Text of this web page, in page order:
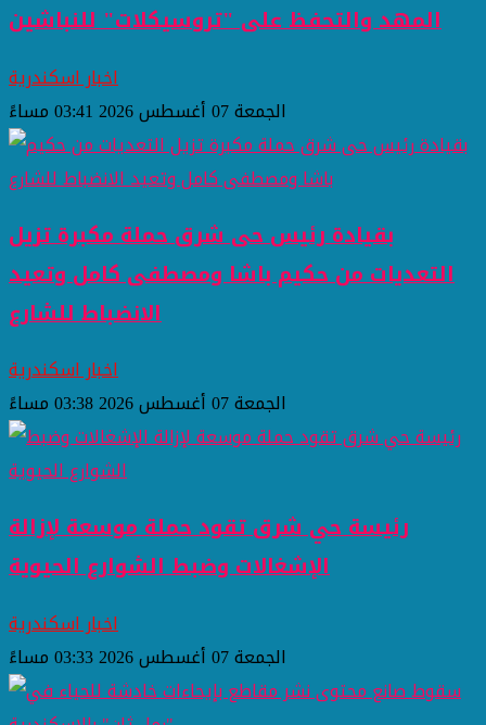
المهد والتحفظ على "تروسيكلات" للنباشين
اخبار اسكندرية
الجمعة 07 أغسطس 2026 03:41 مساءً
بقيادة رئيس حى شرق حملة مكبرة تزيل
التعديات من حكيم باشا ومصطفى كامل وتعيد
الانضباط للشارع
اخبار اسكندرية
الجمعة 07 أغسطس 2026 03:38 مساءً
رئيسة حي شرق تقود حملة موسعة لإزالة
الإشغالات وضبط الشوارع الحيوية
اخبار اسكندرية
الجمعة 07 أغسطس 2026 03:33 مساءً